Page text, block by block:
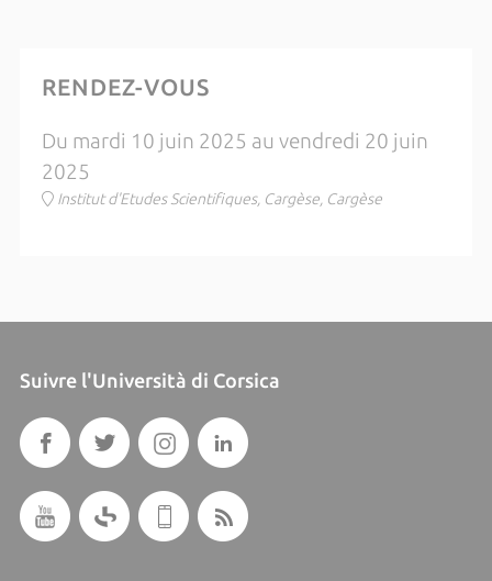
RENDEZ-VOUS
Du mardi 10 juin 2025 au vendredi 20 juin
2025
Institut d'Etudes Scientifiques, Cargèse, Cargèse
Suivre l'Università di Corsica